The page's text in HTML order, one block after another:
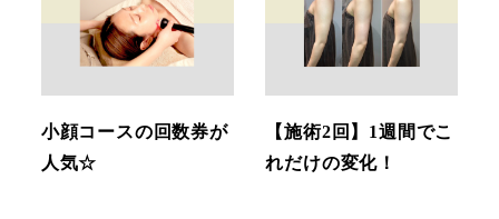
小顔コースの回数券が
人気☆
【施術2回】1週間でこ
れだけの変化！